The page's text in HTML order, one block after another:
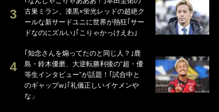
古巣ミラン、漆黒×蛍光レッドの超絶ク
ールな新サードユニに世界が熱狂｢サー
ドなのにズルい｣｢こりゃかっけえわ｣
｢知念さんを煽ってたのと同じ人？｣鹿
島・鈴木優磨、大逆転勝利後の“超・優
等生インタビュー”が話題！｢試合中と
のギャップw｣｢礼儀正しいイケメンや
な」